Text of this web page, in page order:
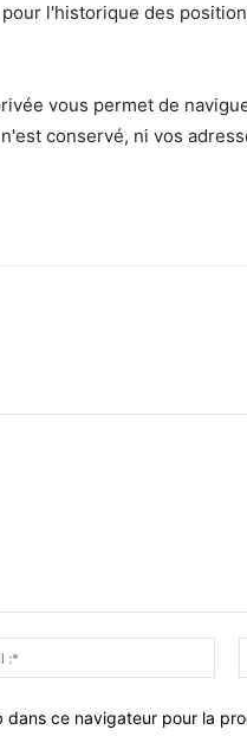
pour l'historique des
vous permet de
conservé, ni vos
:*
dans ce navigateur pour la